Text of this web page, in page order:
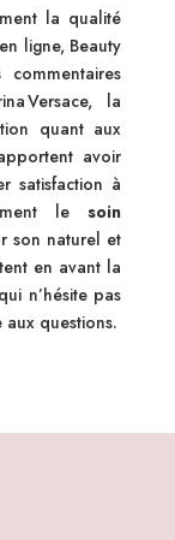
la qualité
ligne, Beauty
Versace, la
quant aux
avoir
satisfaction à
lesoin
son naturel et
en avant la
n’hésite pas
questions.